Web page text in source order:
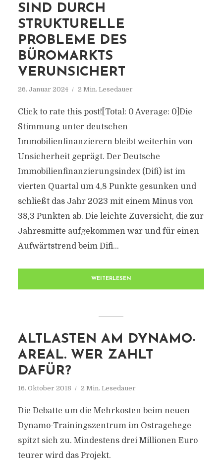
SIND DURCH
STRUKTURELLE
PROBLEME DES
BÜROMARKTS
VERUNSICHERT
26. Januar 2024 2 Min. Lesedauer
Click to rate this post![Total: 0 Average: 0]Die
Stimmung unter deutschen
Immobilienfinanzierern bleibt weiterhin von
Unsicherheit geprägt. Der Deutsche
Immobilienfinanzierungsindex (Difi) ist im
vierten Quartal um 4,8 Punkte gesunken und
schließt das Jahr 2023 mit einem Minus von
38,3 Punkten ab. Die leichte Zuversicht, die zur
Jahresmitte aufgekommen war und für einen
Aufwärtstrend beim Difi...
WEITERLESEN
ALTLASTEN AM DYNAMO-
AREAL. WER ZAHLT
DAFÜR?
16. Oktober 2018 2 Min. Lesedauer
Die Debatte um die Mehrkosten beim neuen
Dynamo-Trainingszentrum im Ostragehege
spitzt sich zu. Mindestens drei Millionen Euro
teurer wird das Projekt.